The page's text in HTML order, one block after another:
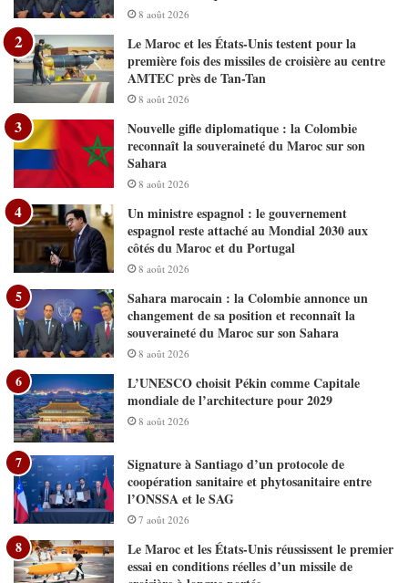
8 août 2026
Le Maroc et les États-Unis testent pour la
première fois des missiles de croisière au centre
AMTEC près de Tan-Tan
8 août 2026
Nouvelle gifle diplomatique : la Colombie
reconnaît la souveraineté du Maroc sur son
Sahara
8 août 2026
Un ministre espagnol : le gouvernement
espagnol reste attaché au Mondial 2030 aux
côtés du Maroc et du Portugal
8 août 2026
Sahara marocain : la Colombie annonce un
changement de sa position et reconnaît la
souveraineté du Maroc sur son Sahara
8 août 2026
L’UNESCO choisit Pékin comme Capitale
mondiale de l’architecture pour 2029
8 août 2026
Signature à Santiago d’un protocole de
coopération sanitaire et phytosanitaire entre
l’ONSSA et le SAG
7 août 2026
Le Maroc et les États-Unis réussissent le premier
essai en conditions réelles d’un missile de